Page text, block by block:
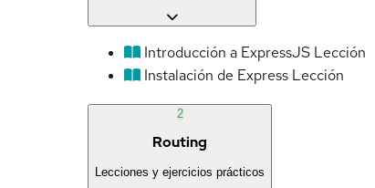
Introducción a ExpressJS Lección
Instalación de Express Lección
2
Routing
Lecciones y ejercicios prácticos